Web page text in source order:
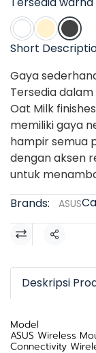
Short
Gaya
Tersedia
Oat Milk
memiliki gaya
hampir semua
dengan aksen
untuk
Brands:
ASUS
Share
Deskripsi
Model
ASUS Wireless
Connectivity